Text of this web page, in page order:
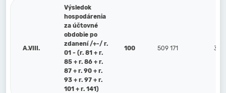
A.VIII.
Výsledok
hospodárenia
za účtovné
obdobie po
zdanení /+-/ r.
01 - (r. 81 + r.
85 + r. 86 + r.
87 + r. 90 + r.
93 + r. 97 + r.
101 + r. 141)
100 509 171 332